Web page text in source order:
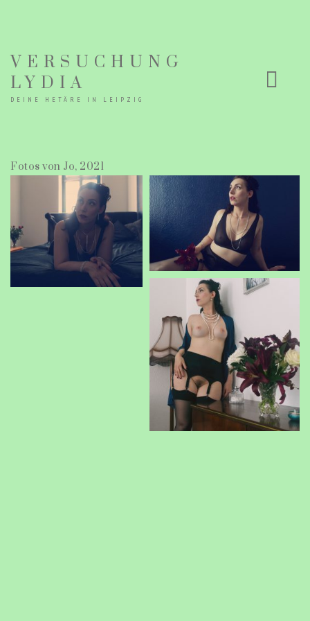
VERSUCHUNG
LYDIA
DEINE HETÄRE IN LEIPZIG
Fotos von Jo, 2021